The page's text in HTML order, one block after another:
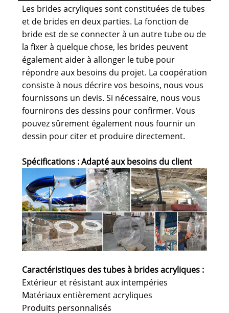
Les brides acryliques sont constituées de tubes
et de brides en deux parties. La fonction de
bride est de se connecter à un autre tube ou de
la fixer à quelque chose, les brides peuvent
également aider à allonger le tube pour
répondre aux besoins du projet. La coopération
consiste à nous décrire vos besoins, nous vous
fournissons un devis. Si nécessaire, nous vous
fournirons des dessins pour confirmer. Vous
pouvez sûrement également nous fournir un
dessin pour citer et produire directement.
Spécifications : Adapté aux besoins du client
Caractéristiques des tubes à brides acryliques :
Extérieur et résistant aux intempéries
Matériaux entièrement acryliques
Produits personnalisés